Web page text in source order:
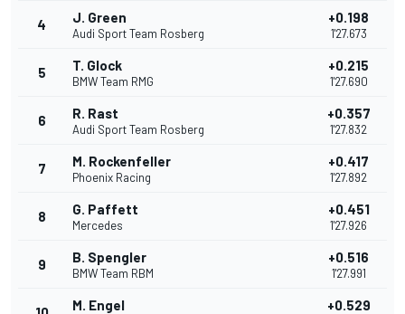
4 J. Green
Audi Sport Team Rosberg
+0.198
1'27.673
5 T. Glock
BMW Team RMG
+0.215
1'27.690
6 R. Rast
Audi Sport Team Rosberg
+0.357
1'27.832
7 M. Rockenfeller
Phoenix Racing
+0.417
1'27.892
8 G. Paffett
Mercedes
+0.451
1'27.926
9 B. Spengler
BMW Team RBM
+0.516
1'27.991
M. Engel +0.529